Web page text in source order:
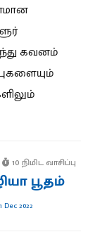
கவனம்
10 நிமிட வாசிப்பு
பூதம்
Dec 2022